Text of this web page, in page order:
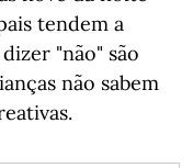
tendem a
"não" são
não sabem